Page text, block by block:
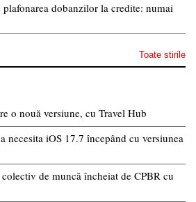
plafonarea dobanzilor la credite: numai
Toate stirile
o nouă versiune, cu Travel Hub
necesita iOS 17.7 începând cu versiunea
de muncă încheiat de CPBR cu